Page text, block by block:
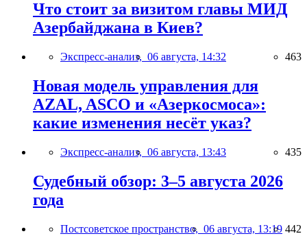
Что стоит за визитом главы МИД
Азербайджана в Киев?
Экспресс-анализ, 06 августа, 14:32 463
Новая модель управления для
AZAL, ASCO и «Азеркосмоса»:
какие изменения несёт указ?
Экспресс-анализ, 06 августа, 13:43 435
Судебный обзор: 3–5 августа 2026
года
Постсоветское пространство, 06 августа, 13:19 442